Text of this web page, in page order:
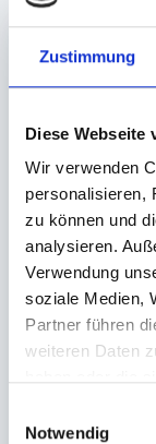
Zustimmung
Diese Webseite
Wir verwenden
personalisieren,
zu können und
analysieren.
Verwendung
soziale Medien,
Partner führen
weiteren Daten
Notwendig
Fenster &
'Dinner'
550x375x80mm
Servierplatte